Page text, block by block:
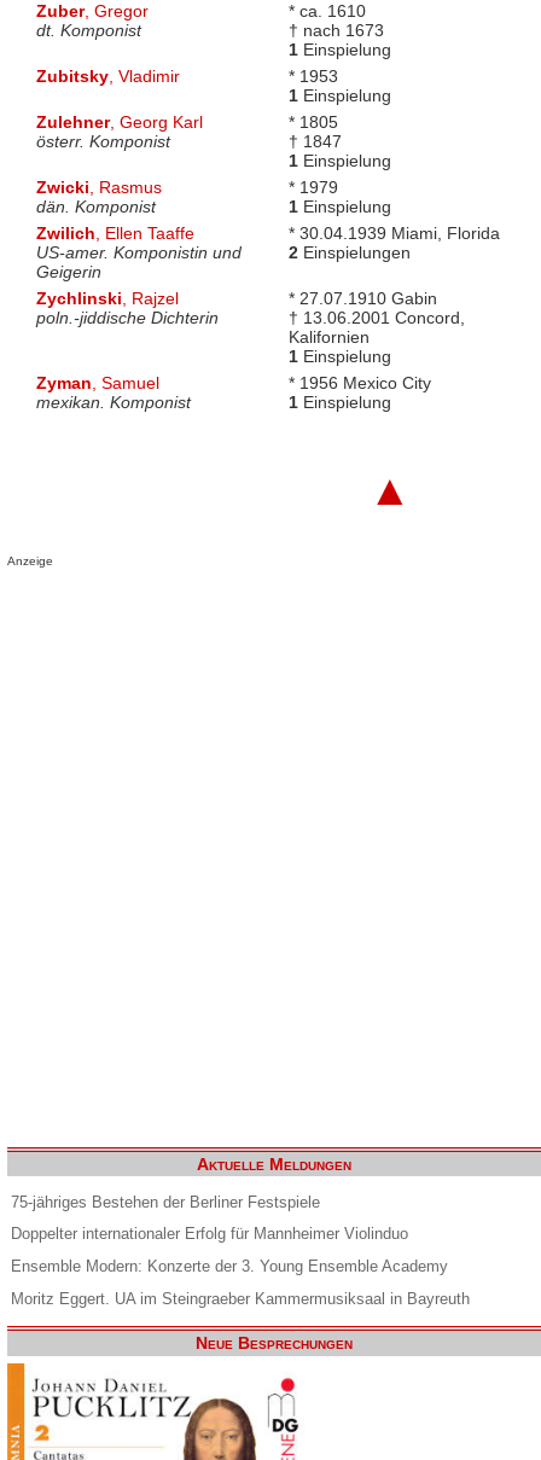
Zuber, Gregor
dt. Komponist
* ca. 1610
† nach 1673
1Einspielung
Zubitsky, Vladimir
* 1953
1Einspielung
Zulehner, Georg Karl
österr. Komponist
* 1805
† 1847
1Einspielung
Zwicki, Rasmus
dän. Komponist
* 1979
1Einspielung
Zwilich, Ellen Taaffe
US-amer. Komponistin und
Geigerin
* 30.04.1939 Miami, Florida
2Einspielungen
Zychlinski, Rajzel
poln.-jiddische Dichterin
* 27.07.1910 Gabin
† 13.06.2001 Concord,
Kalifornien
1Einspielung
Zyman, Samuel
mexikan. Komponist
* 1956 Mexico City
1Einspielung
▲
Anzeige
Aktuelle Meldungen
75-jähriges Bestehen der Berliner Festspiele
Doppelter internationaler Erfolg für Mannheimer Violinduo
Ensemble Modern: Konzerte der 3. Young Ensemble Academy
Moritz Eggert. UA im Steingraeber Kammermusiksaal in Bayreuth
Neue Besprechungen